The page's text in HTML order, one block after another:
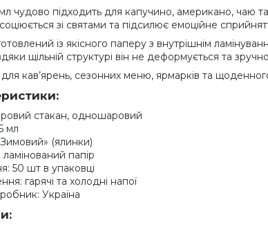
чудово підходить для капучино, американо, чаю
зі святами та підсилює емоційне
із якісного паперу з внутрішнім
щільній структурі він не деформується та
для кав’ярень, сезонних меню, ярмарків та
стакан, одношаровий
мл
(ялинки)
ламінований папір
50 шт в упаковці
гарячі та холодні напої
Україна